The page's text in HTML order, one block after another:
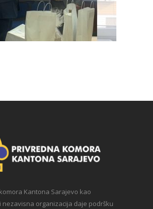
Kantona Sarajevo kao
nezavisna organizacija daje podršku